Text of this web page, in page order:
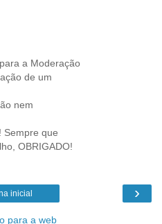
a Moderação
de um
nem
Sempre que
OBRIGADO!
›
inicial
para a web